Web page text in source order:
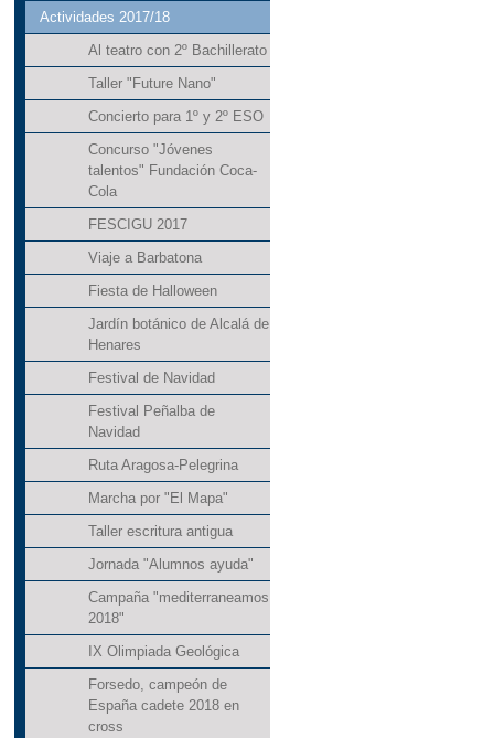
Actividades 2017/18
Al teatro con 2º Bachillerato
Taller "Future Nano"
Concierto para 1º y 2º ESO
Concurso "Jóvenes
talentos" Fundación Coca-
Cola
FESCIGU 2017
Viaje a Barbatona
Fiesta de Halloween
Jardín botánico de Alcalá de
Henares
Festival de Navidad
Festival Peñalba de
Navidad
Ruta Aragosa-Pelegrina
Marcha por "El Mapa"
Taller escritura antigua
Jornada "Alumnos ayuda"
Campaña "mediterraneamos
2018"
IX Olimpiada Geológica
Forsedo, campeón de
España cadete 2018 en
cross